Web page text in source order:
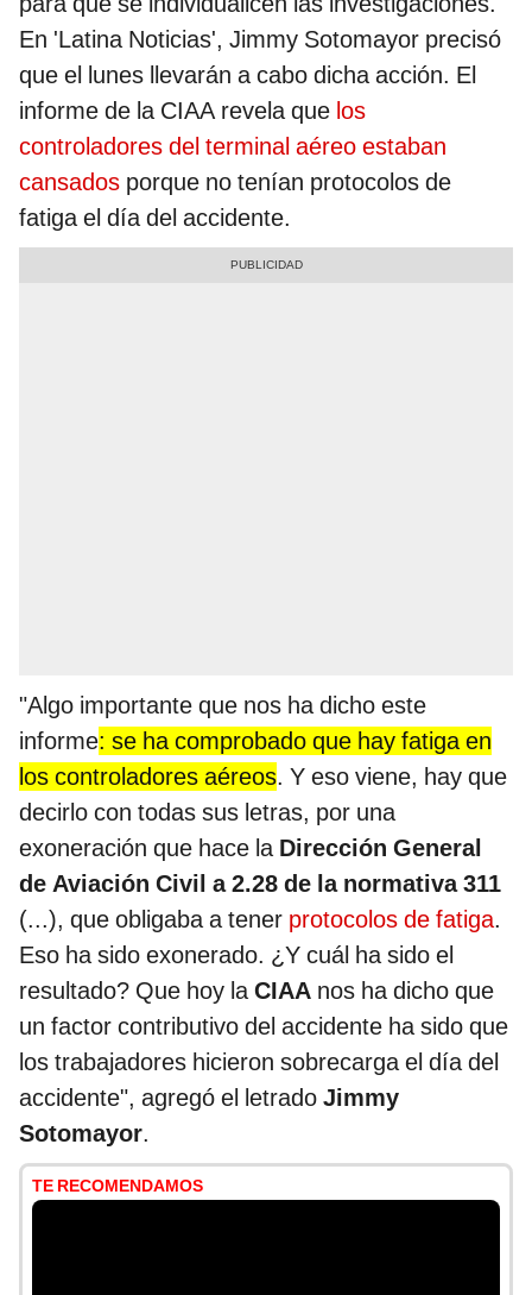
En 'Latina Noticias', Jimmy Sotomayor precisó
que el lunes llevarán a cabo dicha acción. El
informe de la CIAA revela que los
controladores del terminal aéreo estaban
cansados porque no tenían protocolos de
fatiga el día del accidente.
"Algo importante que nos ha dicho este
informe: se ha comprobado que hay fatiga en
los controladores aéreos. Y eso viene, hay que
decirlo con todas sus letras, por una
exoneración que hace la Dirección General
de Aviación Civil a 2.28 de la normativa 311
(...), que obligaba a tener protocolos de fatiga.
Eso ha sido exonerado. ¿Y cuál ha sido el
resultado? Que hoy laCIAA nos ha dicho que
un factor contributivo del accidente ha sido que
los trabajadores hicieron sobrecarga el día del
accidente", agregó el letrado Jimmy
Sotomayor.
TE RECOMENDAMOS